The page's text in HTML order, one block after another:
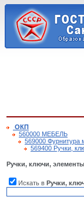
ОКП
560000 МЕБЕЛЬ
569000 Фурнитура
569400 Ручки,
Ручки, ключи,
Искать в Ручки,